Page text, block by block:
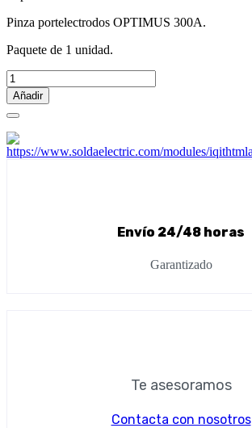
Pinza portelectrodos OPTIMUS 300A.
Paquete de 1 unidad.
Añadir
Envío 24/48 horas
Garantizado
Te asesoramos
Contacta con nosotros